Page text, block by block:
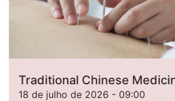
18 de julho de 2026 - 09:00